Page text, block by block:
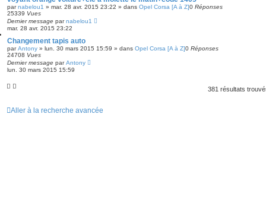
parnabelou1 » mar. 28 avr. 2015 23:22 » dans Opel Corsa [A à Z]0 Réponses
25339 Vues
Dernier message parnabelou1
mar. 28 avr. 2015 23:22
Changement tapis auto
parAntony » lun. 30 mars 2015 15:59 » dans Opel Corsa [A à Z]0 Réponses
24708 Vues
Dernier message parAntony
lun. 30 mars 2015 15:59
381 résultats
Aller à la recherche avancée